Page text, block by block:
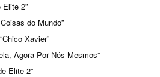
Elite 2”
do Mundo”
Xavier”
Agora Por Nós Mesmos”
Elite 2”